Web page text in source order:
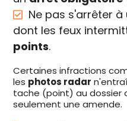
Ne pas s'arrêter à
dont les feux
points.
Certaines infractions
les photos radar
tache (point) au dossier
seulement une amende.